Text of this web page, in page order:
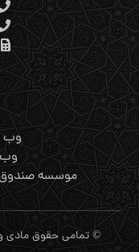
وب
موسسه صندوق
© تمامی حقوق مادی